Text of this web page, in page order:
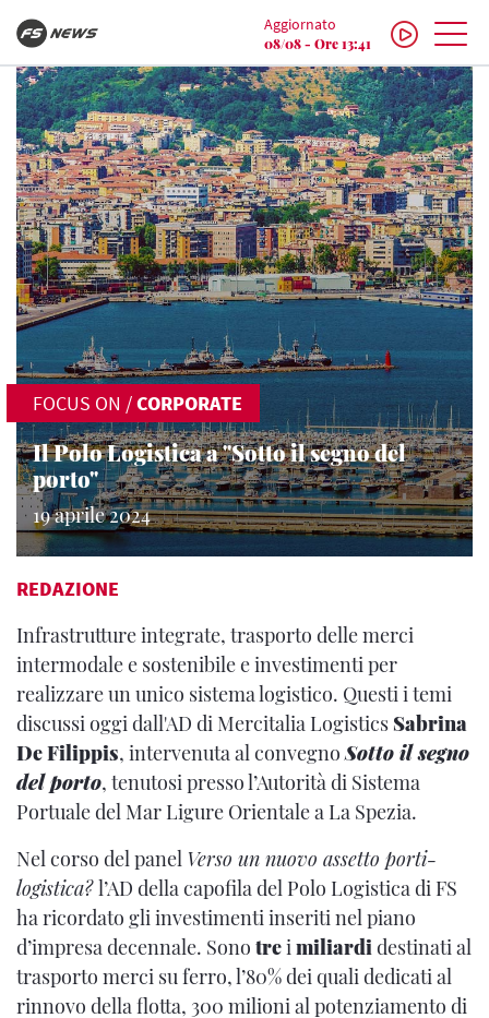
Aggiornato
08/08 - Ore 13:41
FOCUS ON /CORPORATE
Il Polo Logistica a "Sotto il segno del
porto"
19 aprile 2024
REDAZIONE
Infrastrutture integrate, trasporto delle merci
intermodale e sostenibile e investimenti per
realizzare un unico sistema logistico. Questi i temi
discussi oggi dall'AD di Mercitalia Logistics Sabrina
De Filippis, intervenuta al convegnoSotto il segno
del porto, tenutosi presso l’Autorità di Sistema
Portuale del Mar Ligure Orientale a La Spezia.
Nel corso del panel Verso un nuovo assetto porti-
logistica?l’AD della capofila del Polo Logistica di FS
ha ricordato gli investimenti inseriti nel piano
d’impresa decennale. Sono treimiliardidestinati al
trasporto merci su ferro, l’80% dei quali dedicati al
rinnovo della flotta, 300 milioni al potenziamento di